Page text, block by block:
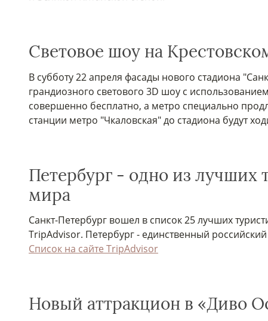
Световое шоу на
В субботу 22 апреля фасады нового стадиона
грандиозного светового 3D шоу с
совершенно бесплатно, а метро специально
станции метро "Чкаловская" до стадиона будут
Петербург - одно из лучших
мира
Санкт-Петербург вошел в список 25 лучших
TripAdvisor. Петербург - единственный
Список на сайте TripAdvisor
Новый аттракцион в «Диво